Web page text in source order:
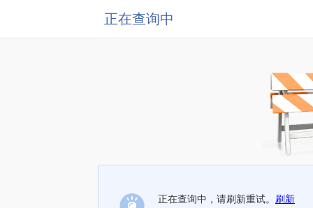
正在查询中
正在查询中，请刷新重试。 刷新